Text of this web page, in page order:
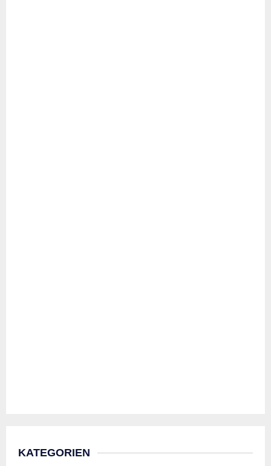
KATEGORIEN